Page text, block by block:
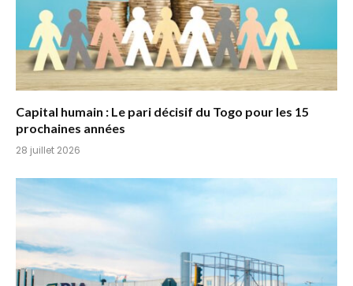
Capital humain : Le pari décisif du Togo pour les 15
prochaines années
28 juillet 2026